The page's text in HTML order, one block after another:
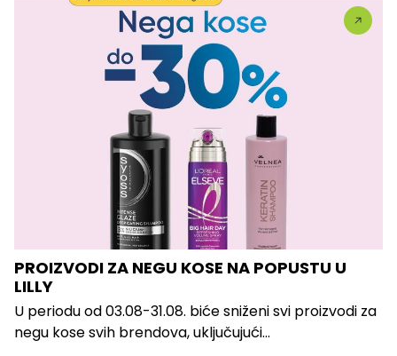
PROIZVODI ZA NEGU KOSE NA POPUSTU U
LILLY
U periodu od 03.08-31.08. biće sniženi svi proizvodi za
negu kose svih brendova, uključujući...